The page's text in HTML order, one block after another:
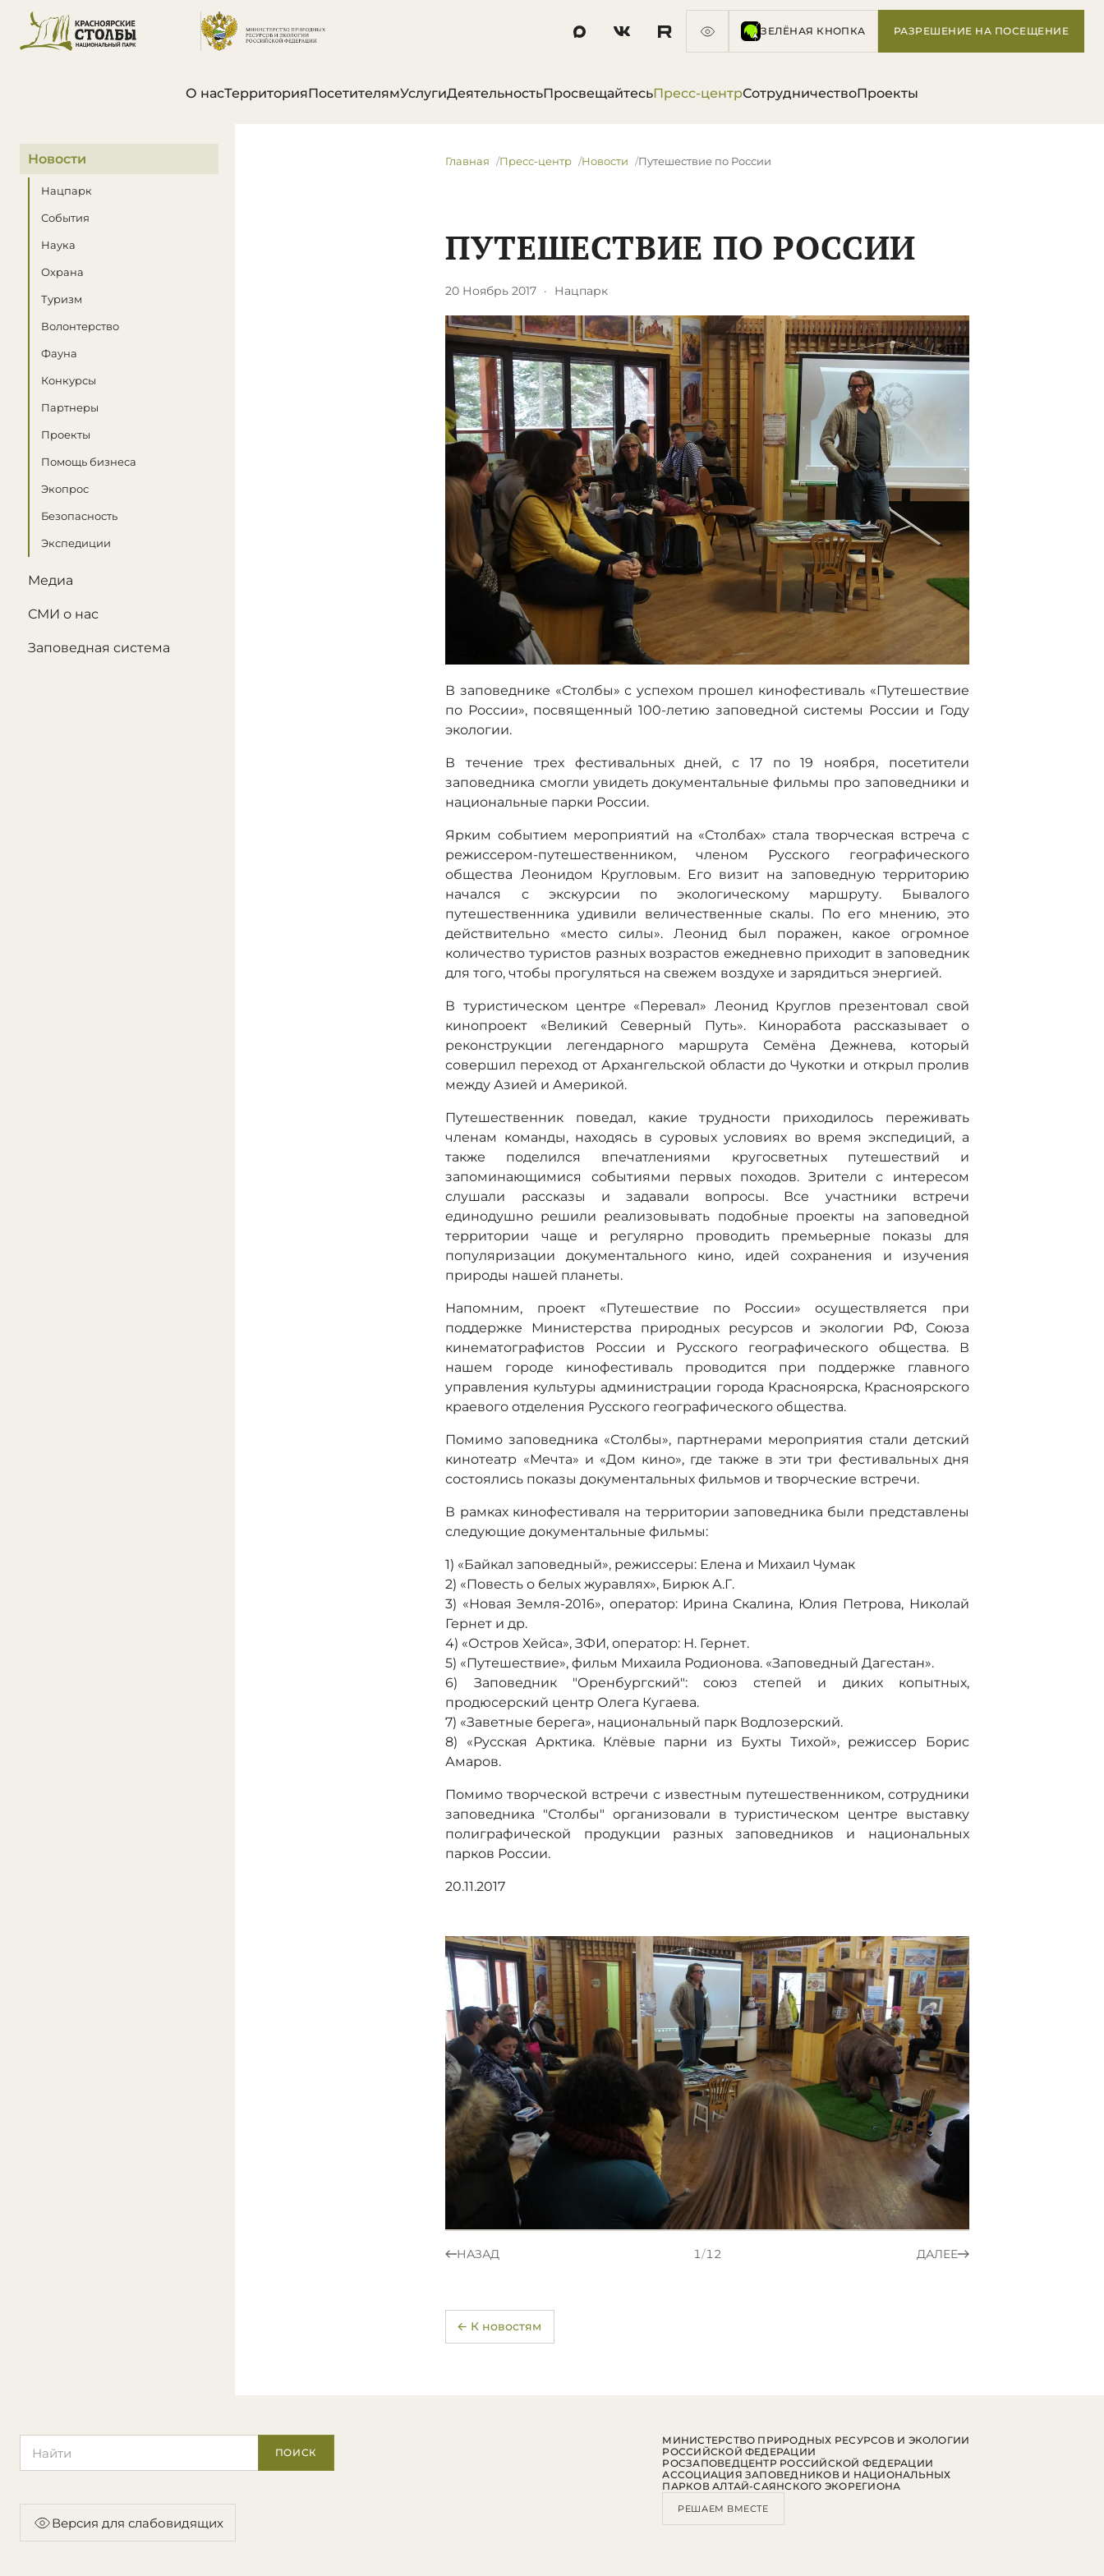
ЗЕЛЁНАЯ КНОПКА РАЗРЕШЕНИЕ НА ПОСЕЩЕНИЕ
О насТерриторияПосетителямУслугиДеятельностьПросвещайтесьПресс-центрСотрудничествоПроекты
В этом разделе
Новости
Нацпарк
События
Наука
Охрана
Туризм
Волонтерство
Фауна
Конкурсы
Партнеры
Проекты
Помощь бизнеса
Экопрос
Безопасность
Экспедиции
Медиа
СМИ о нас
Заповедная система
Главная Пресс-центр Новости Путешествие по России
ПУТЕШЕСТВИЕ ПО РОССИИ
20 Ноябрь 2017 · Нацпарк
В заповеднике «Столбы» с успехом прошел кинофестиваль «Путешествие
по России», посвященный 100-летию заповедной системы России и Году
экологии.
В течение трех фестивальных дней, с 17 по 19 ноября, посетители
заповедника смогли увидеть документальные фильмы про заповедники и
национальные парки России.
Ярким событием мероприятий на «Столбах» стала творческая встреча с
режиссером-путешественником, членом Русского географического
общества Леонидом Кругловым. Его визит на заповедную территорию
начался с экскурсии по экологическому маршруту. Бывалого
путешественника удивили величественные скалы. По его мнению, это
действительно «место силы». Леонид был поражен, какое огромное
количество туристов разных возрастов ежедневно приходит в заповедник
для того, чтобы прогуляться на свежем воздухе и зарядиться энергией.
В туристическом центре «Перевал» Леонид Круглов презентовал свой
кинопроект «Великий Северный Путь». Киноработа рассказывает о
реконструкции легендарного маршрута Семёна Дежнева, который
совершил переход от Архангельской области до Чукотки и открыл пролив
между Азией и Америкой.
Путешественник поведал, какие трудности приходилось переживать
членам команды, находясь в суровых условиях во время экспедиций, а
также поделился впечатлениями кругосветных путешествий и
запоминающимися событиями первых походов. Зрители с интересом
слушали рассказы и задавали вопросы. Все участники встречи
единодушно решили реализовывать подобные проекты на заповедной
территории чаще и регулярно проводить премьерные показы для
популяризации документального кино, идей сохранения и изучения
природы нашей планеты.
Напомним, проект «Путешествие по России» осуществляется при
поддержке Министерства природных ресурсов и экологии РФ, Союза
кинематографистов России и Русского географического общества. В
нашем городе кинофестиваль проводится при поддержке главного
управления культуры администрации города Красноярска, Красноярского
краевого отделения Русского географического общества.
Помимо заповедника «Столбы», партнерами мероприятия стали детский
кинотеатр «Мечта» и «Дом кино», где также в эти три фестивальных дня
состоялись показы документальных фильмов и творческие встречи.
В рамках кинофестиваля на территории заповедника были представлены
следующие документальные фильмы:
1) «Байкал заповедный», режиссеры: Елена и Михаил Чумак
2) «Повесть о белых журавлях», Бирюк А.Г.
3) «Новая Земля-2016», оператор: Ирина Скалина, Юлия Петрова, Николай
Гернет и др.
4) «Остров Хейса», ЗФИ, оператор: Н. Гернет.
5) «Путешествие», фильм Михаила Родионова. «Заповедный Дагестан».
6) Заповедник "Оренбургский": союз степей и диких копытных,
продюсерский центр Олега Кугаева.
7) «Заветные берега», национальный парк Водлозерский.
8) «Русская Арктика. Клёвые парни из Бухты Тихой», режиссер Борис
Амаров.
Помимо творческой встречи с известным путешественником, сотрудники
заповедника "Столбы" организовали в туристическом центре выставку
полиграфической продукции разных заповедников и национальных
парков России.
20.11.2017
НАЗАД 1/12 ДАЛЕЕ
← К новостям
ПОИСК
Версия для слабовидящих
МИНИСТЕРСТВО ПРИРОДНЫХ РЕСУРСОВ И ЭКОЛОГИИ
РОССИЙСКОЙ ФЕДЕРАЦИИ
РОСЗАПОВЕДЦЕНТР РОССИЙСКОЙ ФЕДЕРАЦИИ
АССОЦИАЦИЯ ЗАПОВЕДНИКОВ И НАЦИОНАЛЬНЫХ
ПАРКОВ АЛТАЙ-САЯНСКОГО ЭКОРЕГИОНА
РЕШАЕМ ВМЕСТЕ